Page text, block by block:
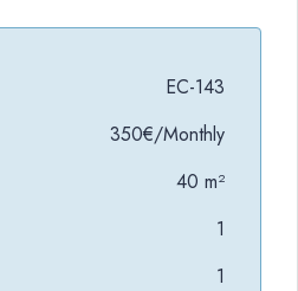
EC-143
350€/Monthly
40 m²
1
1